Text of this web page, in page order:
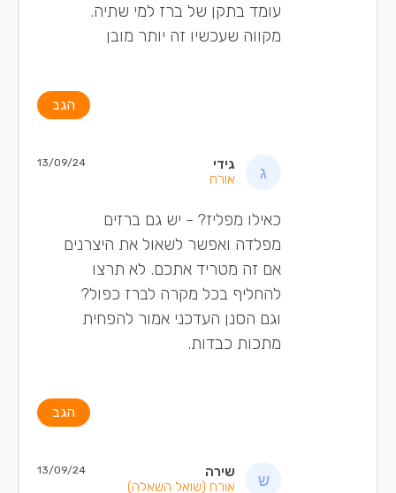
עומד בתקן של ברז למי שתיה.
מקווה שעכשיו זה יותר מובן
הגב
גידי
אורח
13/09/24
כאילו מפליז? - יש גם ברזים
מפלדה ואפשר לשאול את היצרנים
אם זה מטריד אתכם. לא תרצו
להחליף בכל מקרה לברז כפול?
וגם הסנן העדכני אמור להפחית
מתכות כבדות.
הגב
שירה
אורח (שואל השאלה)
13/09/24